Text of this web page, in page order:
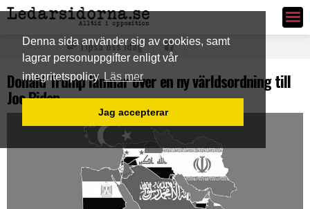
Denna sida använder sig av cookies, samt
lagrar personuppgifter enligt vår
integritetspolicyLäs mer
Jag accepterar
Ledarsidorna.se
Tipsa oss idag
Donald Trump lämnar över en ny världsordning till
Joe Biden